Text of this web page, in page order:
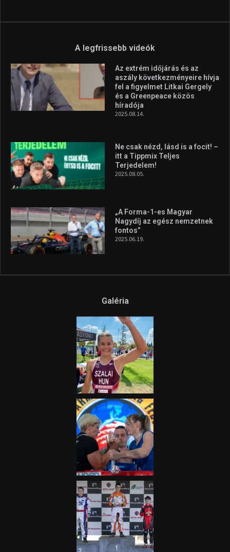
A legfrissebb videók
Az extrém időjárás és az
aszály következményeire hívja
fel a figyelmet Litkai Gergely
és a Greenpeace közös
híradója
2025.08.14.
Ne csak nézd, lásd is a focit! –
itt a Tippmix Teljes
Terjedelem!
2025.08.05.
„A Forma-1-es Magyar
Nagydíj az egész nemzetnek
fontos”
2025.06.19.
Galéria